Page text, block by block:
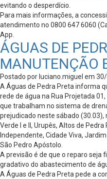
evitando o desperdício.
Para mais informações, a
atendimento no 0800 647 6060
App.
ÁGUAS DE
MANUTENÇÃO
Postado por luciano.miguel em
A Águas de Pedra Preta informa
rede de água na Rua Projetada
que trabalham no sistema de
prejudicado neste sábado (30.03),
Verde I e II, Urupês, Altos de
Independente, Cidade Viva,
São Pedro Apóstolo.
A previsão é de que o reparo seja
gradativo do abastecimento de
A Águas de Pedra Preta pede a